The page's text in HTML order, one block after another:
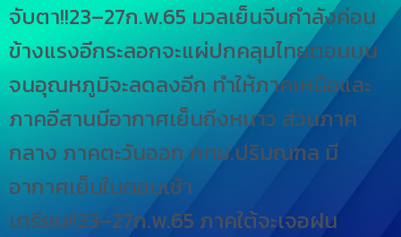
จับตา!!23–27ก.พ.65 มวลเย็นจีนกำลังค่อน
ข้างแรงอีกระลอกจะแผ่ปกคลุมไทยตอนบน
จนอุณหภูมิจะลดลงอีก ทำให้ภาคเหนือและ
ภาคอีสานมีอากาศเย็นถึงหนาว ส่วนภาค
กลาง ภาคตะวันออก กทม.ปริมณฑล มี
อากาศเย็นในตอนเช้า
เตรียม!!23–27ก.พ.65 ภาคใต้จะเจอฝน